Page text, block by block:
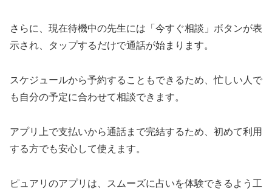
さらに、現在待機中の先生には「今すぐ相談」ボタンが表
示され、タップするだけで通話が始まります。
スケジュールから予約することもできるため、忙しい人で
も自分の予定に合わせて相談できます。
アプリ上で支払いから通話まで完結するため、初めて利用
する方でも安心して使えます。
ピュアリのアプリは、スムーズに占いを体験できるよう工